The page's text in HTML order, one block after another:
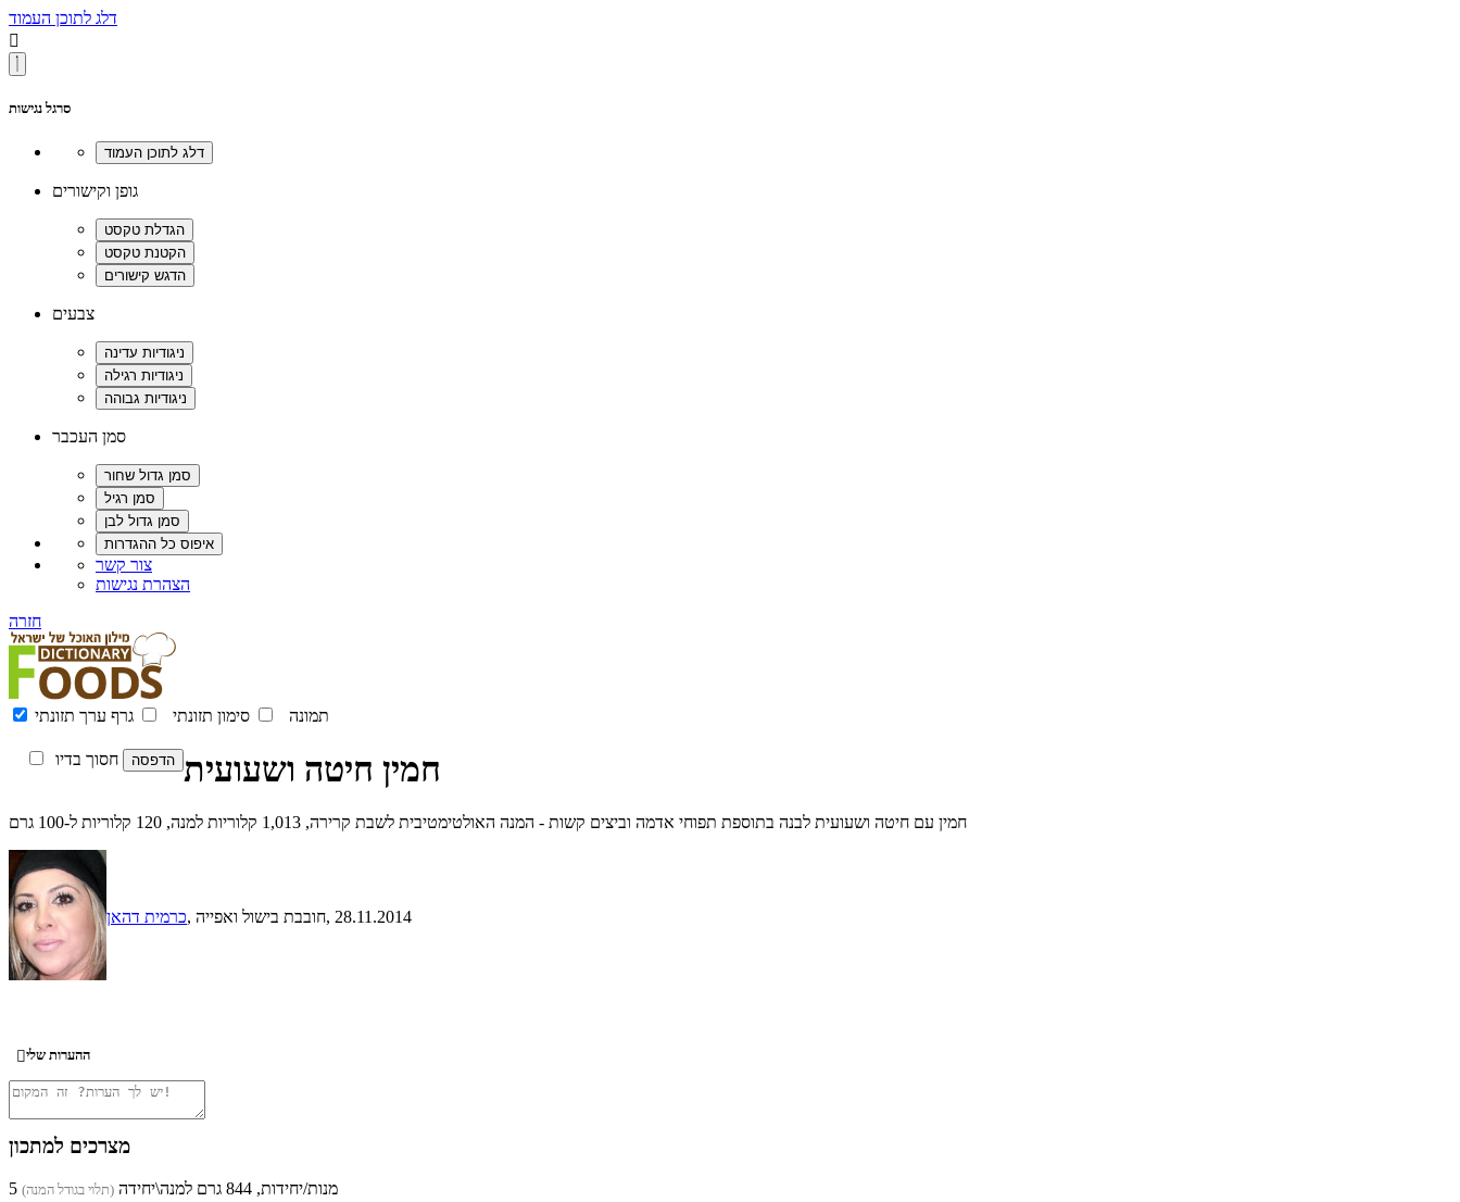
דלג לתוכן העמוד

סרגל נגישות
גופן וקישורים
צבעים
סמן העכבר
צור קשר
הצהרת נגישות
חזרה
תמונה סימון תזונתי גרף ערך תזונתי
חסוך בדיו חמין חיטה ושעועית
חמין עם חיטה ושעועית לבנה בתוספת תפוחי אדמה וביצים קשות - המנה האולטימטיבית לשבת קרירה, 1,013 קלוריות למנה, 120 קלוריות ל-100 גרם
כרמית דהאן , חובבת בישול ואפייה, 28.11.2014
ההערות שלי
מצרכים למתכון
5 מנות/יחידות, 844 גרם למנה\יחידה (תלוי בגודל המנה)